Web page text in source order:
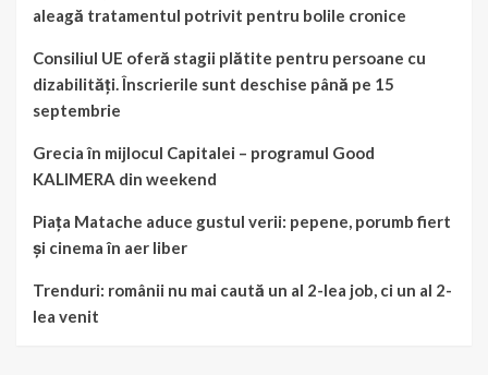
aleagă tratamentul potrivit pentru bolile cronice
Consiliul UE oferă stagii plătite pentru persoane cu
dizabilități. Înscrierile sunt deschise până pe 15
septembrie
Grecia în mijlocul Capitalei – programul Good
KALIMERA din weekend
Piața Matache aduce gustul verii: pepene, porumb fiert
și cinema în aer liber
Trenduri: românii nu mai caută un al 2-lea job, ci un al 2-
lea venit